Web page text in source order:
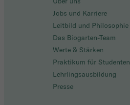
Jobs und Karriere
Leitbild und Philosophie
Das Biogarten-Team
Werte & Stärken
Praktikum für Studenten
Lehrlingsausbildung
Presse